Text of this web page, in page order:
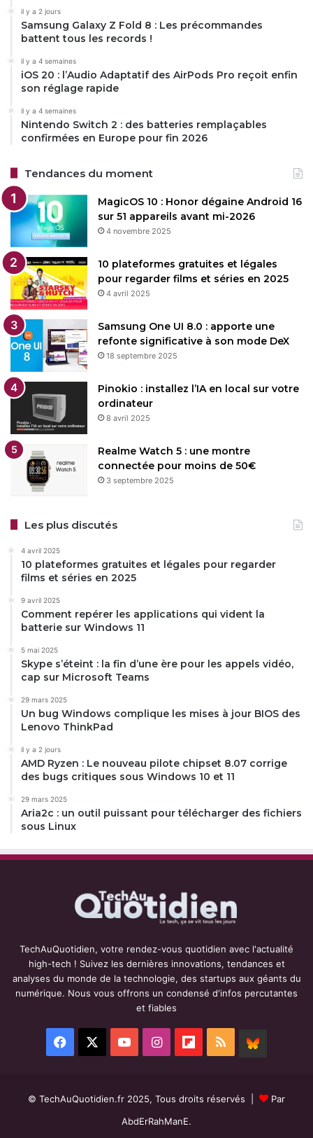
il y a 2 jours
Samsung Galaxy Z Fold 8 : Les précommandes
battent tous les records !
il y a 4 semaines
iOS 20 : l’Audio Adaptatif des AirPods Pro reçoit enfin
son réglage rapide
il y a 4 semaines
Nintendo Switch 2 : des batteries remplaçables
confirmées en Europe pour fin 2026
Tendances du moment
MagicOS 10 : Honor dégaine Android 16
sur 51 appareils avant mi-2026
4 novembre 2025
10 plateformes gratuites et légales
pour regarder films et séries en 2025
4 avril 2025
Samsung One UI 8.0 : apporte une
refonte significative à son mode DeX
18 septembre 2025
Pinokio : installez l’IA en local sur votre
ordinateur
8 avril 2025
Realme Watch 5 : une montre
connectée pour moins de 50€
3 septembre 2025
Les plus discutés
4 avril 2025
10 plateformes gratuites et légales pour regarder
films et séries en 2025
9 avril 2025
Comment repérer les applications qui vident la
batterie sur Windows 11
5 mai 2025
Skype s’éteint : la fin d’une ère pour les appels vidéo,
cap sur Microsoft Teams
29 mars 2025
Un bug Windows complique les mises à jour BIOS des
Lenovo ThinkPad
il y a 2 jours
AMD Ryzen : Le nouveau pilote chipset 8.07 corrige
des bugs critiques sous Windows 10 et 11
29 mars 2025
Aria2c : un outil puissant pour télécharger des fichiers
sous Linux
TechAuQuotidien, votre rendez-vous quotidien avec l'actualité
high-tech ! Suivez les dernières innovations, tendances et
analyses du monde de la technologie, des startups aux géants du
numérique. Nous vous offrons un condensé d'infos percutantes
et fiables
Facebook YouTubeInstagramFlipboard
RSS
© TechAuQuotidien.fr 2025, Tous droits réservés |
Par
AbdErRahManE.